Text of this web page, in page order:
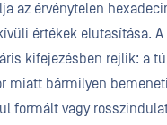
az érvénytelen
értékek elutasítása.
kifejezésben rejlik: a
miatt bármilyen
formált vagy